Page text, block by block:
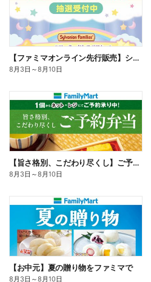
【ファミマオンライン先行販売】シルバニアファミリー
8月3日 ～8月10日
【旨さ格別、こだわり尽くし】ご予約弁当
8月3日 ～8月10日
【お中元】夏の贈り物をファミマで
8月3日 ～8月10日